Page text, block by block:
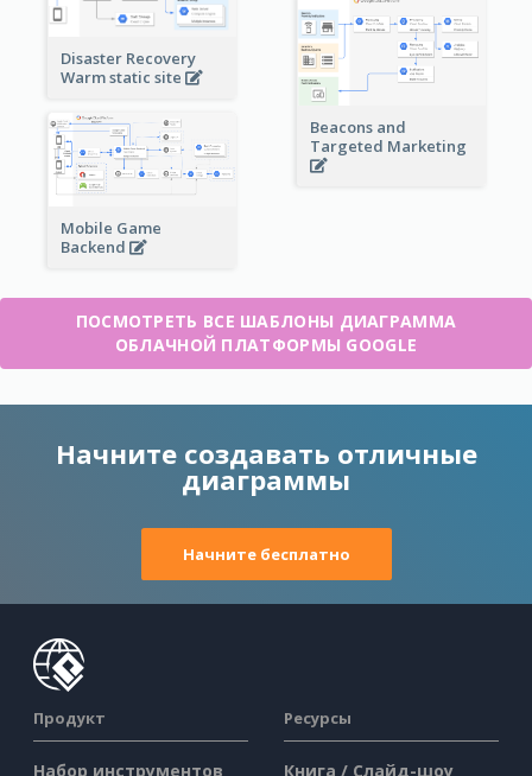
Disaster Recovery
Warm static site
Beacons and
Targeted Marketing
Mobile Game
Backend
ПОСМОТРЕТЬ ВСЕ ШАБЛОНЫ ДИАГРАММА
ОБЛАЧНОЙ ПЛАТФОРМЫ GOOGLE
Начните создавать отличные
диаграммы
Начните бесплатно
Продукт
Набор инструментов
Ресурсы
Книга / Слайд-шоу